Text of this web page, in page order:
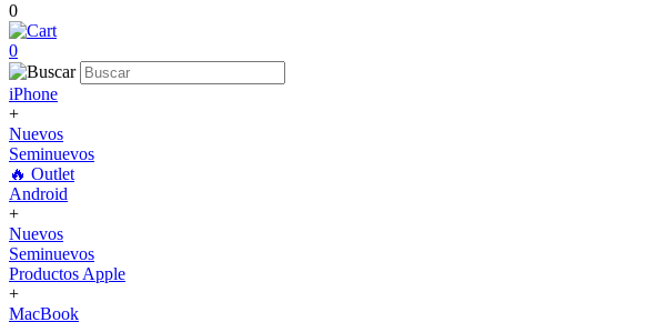
0
0
iPhone
+
Nuevos
Seminuevos
🔥 Outlet
Android
+
Nuevos
Seminuevos
Productos Apple
+
MacBook